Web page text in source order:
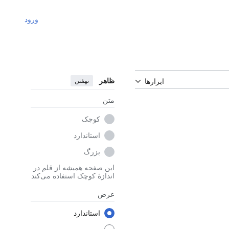
ورود
ابزارها ظاهر نهفتن
متن
کوچک
استاندارد
بزرگ
این صفحه همیشه از قلم در
اندازهٔ کوچک استفاده می‌کند
عرض
استاندارد